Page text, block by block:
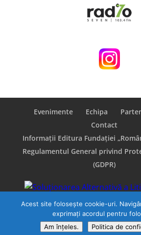
Evenimente Echipa
Contact
Informații Editura Fundației
Regulamentul General privind
(GDPR)
Acest site folosește cookie-uri.
exprimați acordul pentru
Am înțeles.
Politica de